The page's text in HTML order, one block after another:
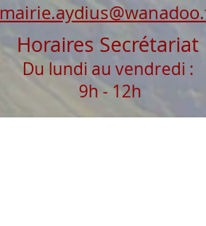
Horaires Secrétariat
Du lundi au vendredi :
9h - 12h